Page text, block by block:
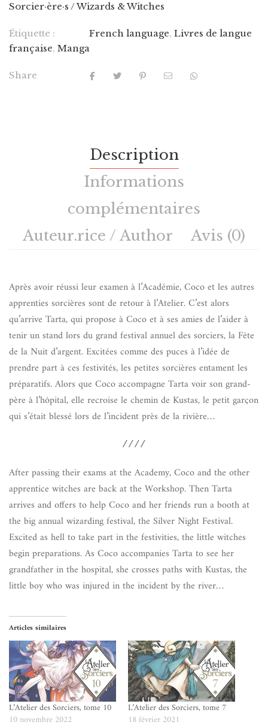
Sorcier·ère·s / Wizards & Witches
Étiquette : French language, Livres de langue
française, Manga
Share
Description
Informations
complémentaires
Auteur.rice / Author
Avis (0)
Après avoir réussi leur examen à l’Académie, Coco et les autres
apprenties sorcières sont de retour à l’Atelier. C’est alors
qu’arrive Tarta, qui propose à Coco et à ses amies de l’aider à
tenir un stand lors du grand festival annuel des sorciers, la Fête
de la Nuit d’argent. Excitées comme des puces à l’idée de
prendre part à ces festivités, les petites sorcières entament les
préparatifs. Alors que Coco accompagne Tarta voir son grand-
père à l’hôpital, elle recroise le chemin de Kustas, le petit garçon
qui s’était blessé lors de l’incident près de la rivière…
////
After passing their exams at the Academy, Coco and the other
apprentice witches are back at the Workshop. Then Tarta
arrives and offers to help Coco and her friends run a booth at
the big annual wizarding festival, the Silver Night Festival.
Excited as hell to take part in the festivities, the little witches
begin preparations. As Coco accompanies Tarta to see her
grandfather in the hospital, she crosses paths with Kustas, the
little boy who was injured in the incident by the river…
Articles similaires
L’Atelier des Sorciers, tome 10
10 novembre 2022
L’Atelier des Sorciers, tome 7
18 février 2021